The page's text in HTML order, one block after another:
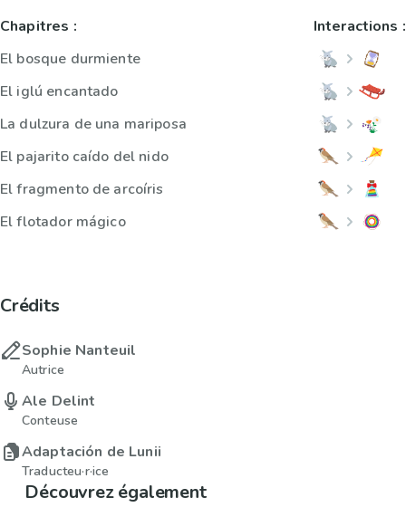
Chapitres :
El bosque durmiente
El iglú encantado
La dulzura de una mariposa
El pajarito caído del nido
El fragmento de arcoíris
El flotador mágico
Interactions :
Crédits
Sophie Nanteuil
Autrice
Ale Delint
Conteuse
Adaptación de Lunii
Traducteu·r·ice
Découvrez également